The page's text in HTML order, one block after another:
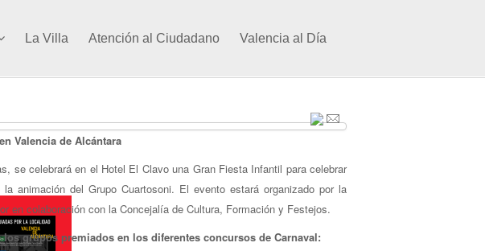
La Villa Atención al Ciudadano Valencia al Día
Valencia de Alcántara
se celebrará en el Hotel El Clavo una Gran Fiesta Infantil para celebrar
animación del Grupo Cuartosoni. El evento estará organizado por la
en colaboración con la Concejalía de Cultura, Formación y Festejos.
grupos premiados en los diferentes concursos de Carnaval: